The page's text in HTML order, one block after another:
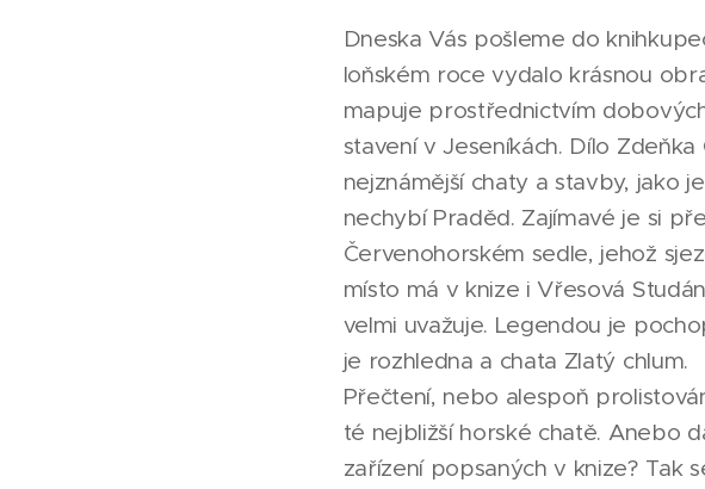
Dneska Vás pošleme do
loňském roce vydalo krásnou
mapuje prostřednictvím
stavení v Jeseníkách. Dílo
nejznámější chaty a stavby, jako
nechybí Praděd. Zajímavé je si
Červenohorském sedle, jehož
místo má v knize i Vřesová
velmi uvažuje. Legendou je
je rozhledna a chata Zlatý chlum.
Přečtení, nebo alespoň
té nejbližší horské chatě. Anebo
zařízení popsaných v knize? Tak